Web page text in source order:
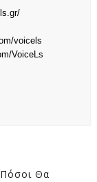
voicels
VoiceLs
Θα